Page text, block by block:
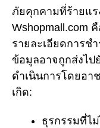
ภัยคุกคามที่ร้ายแร
Wshopmall.com
รายละเอียดการช
ข้อมูลอาจถูกส่งไป
ดำเนินการโดยอา
เกิด:
ธุรกรรมที่ไ